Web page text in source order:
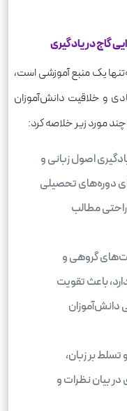
گاج در یادگیری
یک منبع آموزشی است،
و خلاقیت دانش‌آموزان
مورد زیر خلاصه کرد:
اصول زبانی و
دوره‌های تحصیلی
راحتی مطالب
گروهی و
باعث تقویت
دانش‌آموزان
تسلط بر زبان،
بیان نظرات و